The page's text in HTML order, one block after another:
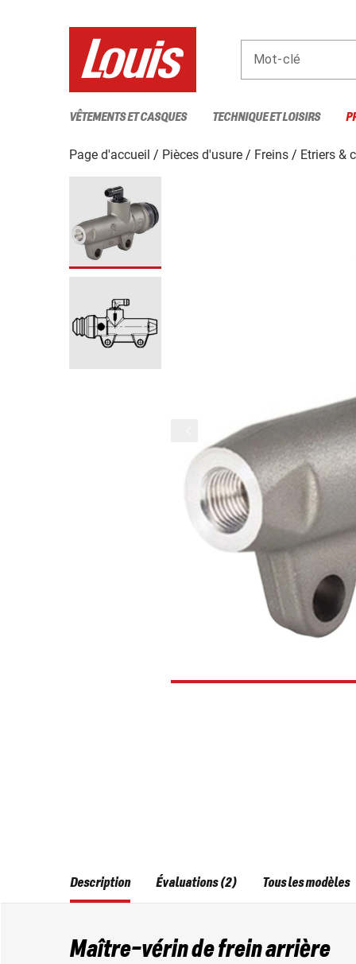
Mot-clé
VÊTEMENTS ET CASQUES TECHNIQUE ET LOISIRS
Page d'accueil Pièces d'usure Freins Etriers &
Description
Maître-vérin de frein arrière
Évaluations (2) Tous les modèles